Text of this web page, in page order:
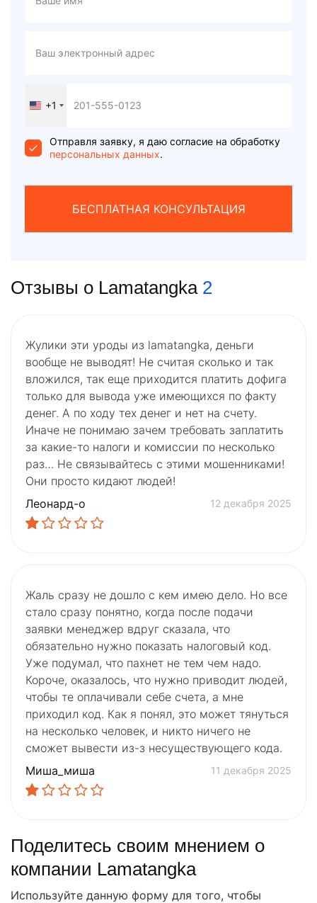
United
+1
+1
Отправля заявку, я даю согласие на обработку
персональных данных.
БЕСПЛАТНАЯ КОНСУЛЬТАЦИЯ
Отзывы о Lamatangka2
Жулики эти уроды из lamatangka, деньги
вообще не выводят! Не считая сколько и так
вложился, так еще приходится платить дофига
только для вывода уже имеющихся по факту
денег. А по ходу тех денег и нет на счету.
Иначе не понимаю зачем требовать заплатить
за какие-то налоги и комиссии по несколько
раз… Не связывайтесь с этими мошенниками!
Они просто кидают людей!
Леонард-о
12 декабря 2025
Жаль сразу не дошло с кем имею дело. Но все
стало сразу понятно, когда после подачи
заявки менеджер вдруг сказала, что
обязательно нужно показать налоговый код.
Уже подумал, что пахнет не тем чем надо.
Короче, оказалось, что нужно приводит людей,
чтобы те оплачивали себе счета, а мне
приходил код. Как я понял, это может тянуться
на несколько человек, и никто ничего не
сможет вывести из-з несуществующего кода.
Миша_миша
11 декабря 2025
Поделитесь своим мнением о
компании Lamatangka
Используйте данную форму для того, чтобы